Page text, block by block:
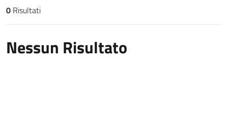
Risultati di ricerca
0 Risultati
Nessun Risultato